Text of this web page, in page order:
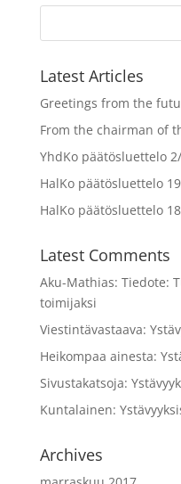
Latest Articles
Greetings from the
From the chairman of
YhdKo päätösluettelo
HalKo päätösluettelo
HalKo päätösluettelo
Latest Comments
Aku-Mathias: Tiedote:
toimijaksi
Viestintävastaava:
Heikompaa ainesta:
Sivustakatsoja:
Kuntalainen:
Archives